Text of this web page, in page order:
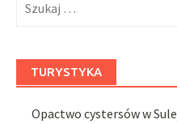
TURYSTYKA
Opactwo cystersów w